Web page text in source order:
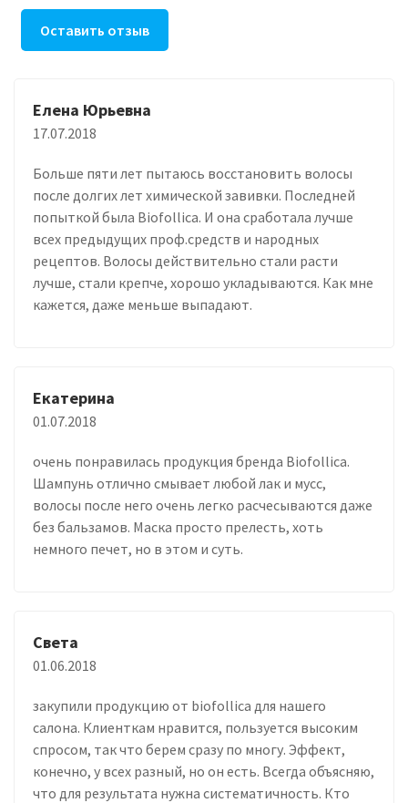
Оставить отзыв
Елена Юрьевна
17.07.2018
Больше пяти лет пытаюсь восстановить волосы
после долгих лет химической завивки. Последней
попыткой была Biofollica. И она сработала лучше
всех предыдущих проф.средств и народных
рецептов. Волосы действительно стали расти
лучше, стали крепче, хорошо укладываются. Как мне
кажется, даже меньше выпадают.
Екатерина
01.07.2018
очень понравилась продукция бренда Biofollica.
Шампунь отлично смывает любой лак и мусс,
волосы после него очень легко расчесываются даже
без бальзамов. Маска просто прелесть, хоть
немного печет, но в этом и суть.
Света
01.06.2018
закупили продукцию от biofollica для нашего
салона. Клиенткам нравится, пользуется высоким
спросом, так что берем сразу по многу. Эффект,
конечно, у всех разный, но он есть. Всегда объясняю,
что для результата нужна систематичность. Кто